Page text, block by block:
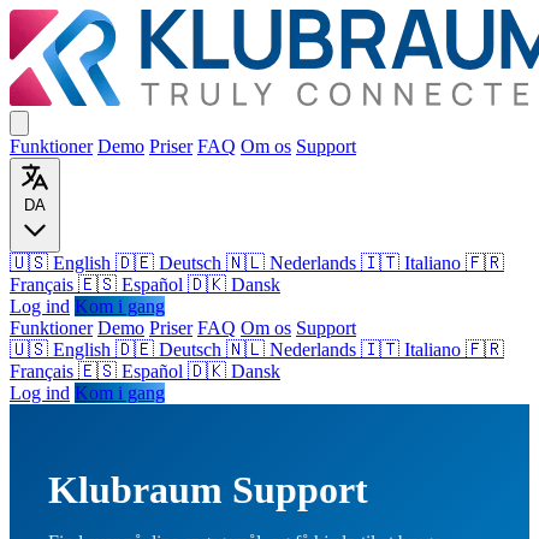
Funktioner Demo Priser FAQ Om os Support
DA
🇺🇸 English 🇩🇪 Deutsch 🇳🇱 Nederlands 🇮🇹 Italiano 🇫🇷
Français 🇪🇸 Español 🇩🇰 Dansk
Log ind Kom i gang
Funktioner Demo Priser FAQ Om os Support
🇺🇸 English 🇩🇪 Deutsch 🇳🇱 Nederlands 🇮🇹 Italiano 🇫🇷
Français 🇪🇸 Español 🇩🇰 Dansk
Log ind Kom i gang
Klubraum Support